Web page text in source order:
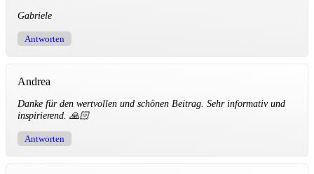
Gabriele
Antworten
Andrea
Danke für den wertvollen und schönen Beitrag. Sehr informativ und
inspirierend. 🙏🏻
Antworten